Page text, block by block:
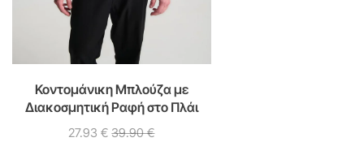
Κοντομάνικη Μπλούζα με
Διακοσμητική Ραφή στο Πλάι
27.93€ 39.90€